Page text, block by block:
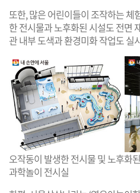
또한, 많은 어린이들이 조작하는 체
한 전시물과 노후화된 시설도 전면
관 내부 도색과 환경미화 작업도 실
오작동이 발생한 전시물 및 노후화
과학놀이 전시실